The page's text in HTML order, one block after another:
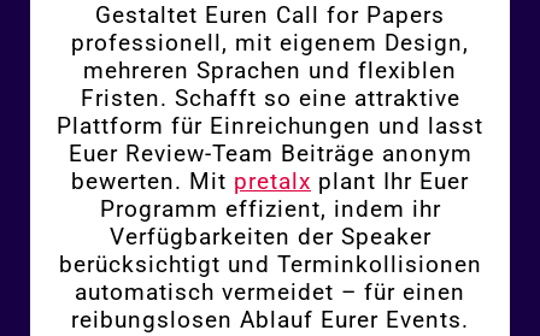
Gestaltet Euren Call for Papers
professionell, mit eigenem Design,
mehreren Sprachen und flexiblen
Fristen. Schafft so eine attraktive
Plattform für Einreichungen und lasst
Euer Review-Team Beiträge anonym
bewerten. Mit pretalx plant Ihr Euer
Programm effizient, indem ihr
Verfügbarkeiten der Speaker
berücksichtigt und Terminkollisionen
automatisch vermeidet – für einen
reibungslosen Ablauf Eurer Events.